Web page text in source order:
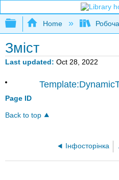
Expand/collapse
Home
Зміст
Last updated Oct 28, 2022
Page ID
Back to top
Інфосторінка